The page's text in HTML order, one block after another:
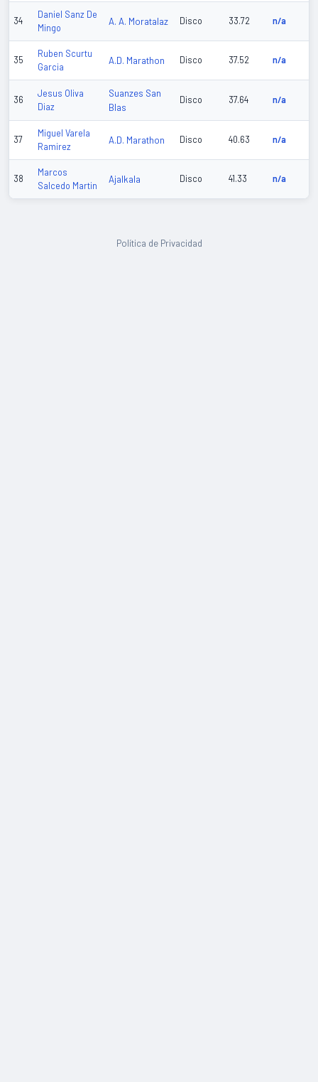
34
Daniel Sanz De
Mingo
A. A. Moratalaz Disco 33.72 n/a
35
Ruben Scurtu
Garcia
A.D. Marathon Disco 37.52 n/a
36
Jesus Oliva
Diaz
Suanzes San
Blas
Disco 37.64 n/a
37
Miguel Varela
Ramirez
A.D. Marathon Disco 40.63 n/a
38
Marcos
Salcedo Martin
Ajalkala Disco 41.33 n/a
Política de Privacidad